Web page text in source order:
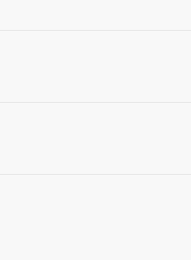
看到，在自己电瓶车被收缴时，
位年轻妈妈抓着自己的电瓶车
骑什么啊？